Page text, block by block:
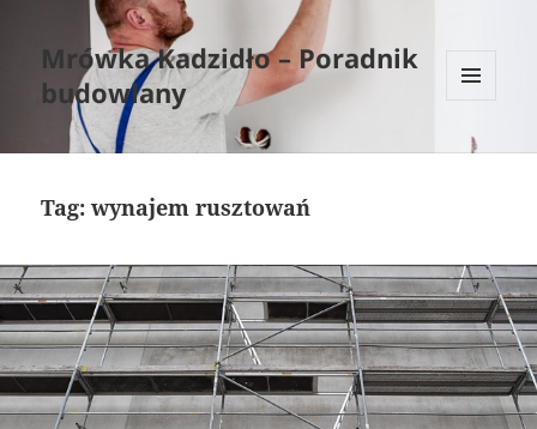
Mrówka Kadzidło – Poradnik
budowlany
WIDGETY
Tag:wynajem rusztowań